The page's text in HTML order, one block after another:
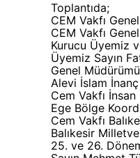
Toplantıda;
CEM Vakfı
CEM Vakfı
Kurucu Üyemiz
Üyemiz Sayın
Genel
Alevi İslam İnanç
Cem Vakfı İnsan
Ege Bölge
Cem Vakfı
Balıkesir
25. ve 26.